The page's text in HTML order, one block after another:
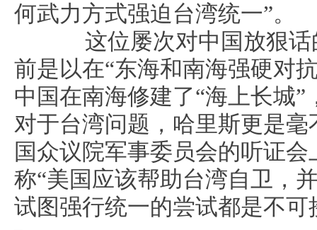
何武力方式强迫台湾统一”。
这位屡次对中国放狠话
前是以在“东海和南海强硬对
中国在南海修建了“海上长城
对于台湾问题，哈里斯更是
国众议院军事委员会的听证
称“美国应该帮助台湾自卫，
试图强行统一的尝试都是不可